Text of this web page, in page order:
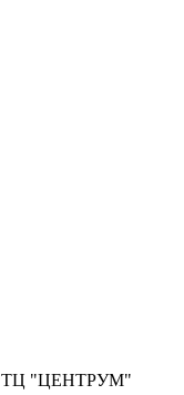
ТЦ "ЦЕНТРУМ"